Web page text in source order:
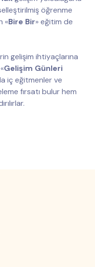
öğrenme
«Bire Bir» eğitim de
gelişim ihtiyaçlarına
Gelişim Günleri
iç eğitmenler ve
fırsatı bulur hem